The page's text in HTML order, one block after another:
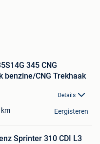
345 CNG
benzine/CNG Trekhaak
Details
km Eergisteren
Sprinter 310 CDI L3